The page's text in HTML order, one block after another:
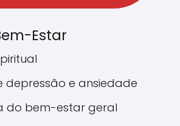
Estar
depressão e ansiedade
do bem-estar geral